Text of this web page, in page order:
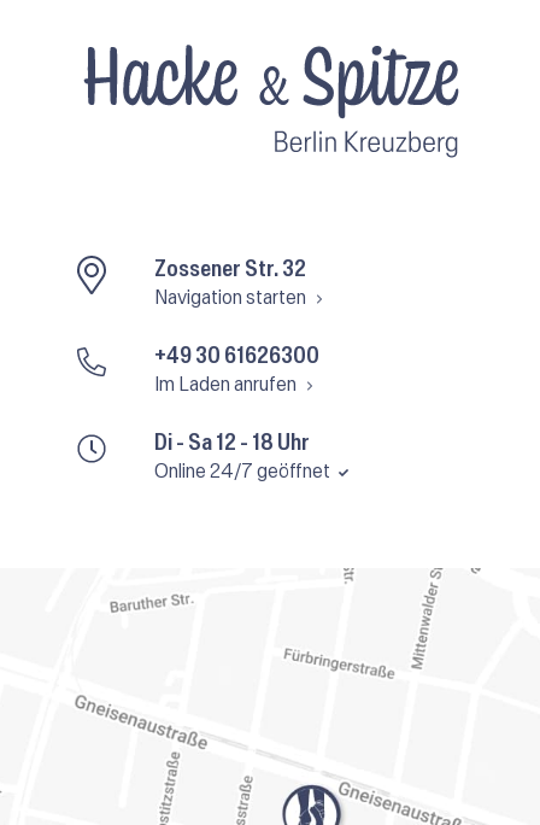
Di - Sa 12 - 18 Uhr
Online 24/7 geöffnet
Zossener Str. 32
Navigation starten
+49 30 61626300
Im Laden anrufen